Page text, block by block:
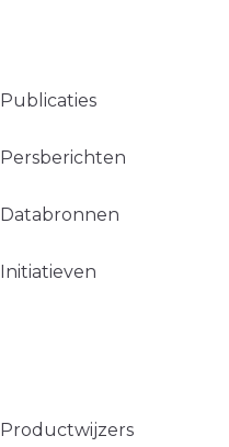
Publicaties
Persberichten
Databronnen
Initiatieven
Productwijzers